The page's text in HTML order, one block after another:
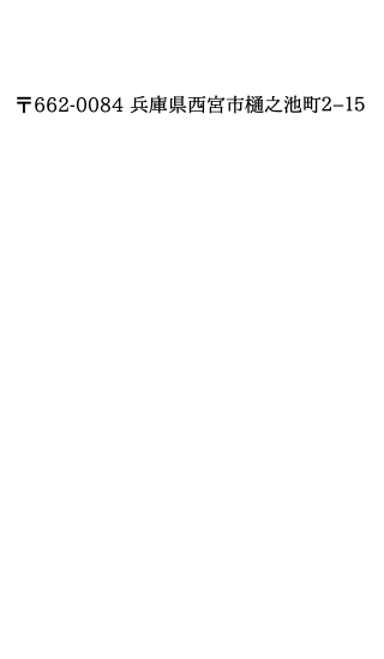
〒662-0084 兵庫県西宮市樋之池町２−１５